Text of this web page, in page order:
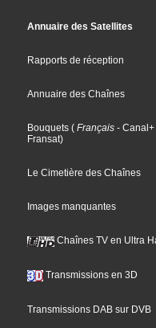
Annuaire des Satellites
Rapports de réception
Annuaire des Chaînes
Bouquets ( Français - Canal+
Fransat)
Le Cimetière des Chaînes
Images manquantes
Chaînes TV en Ultra
Transmissions en 3D
Transmissions DAB sur DVB